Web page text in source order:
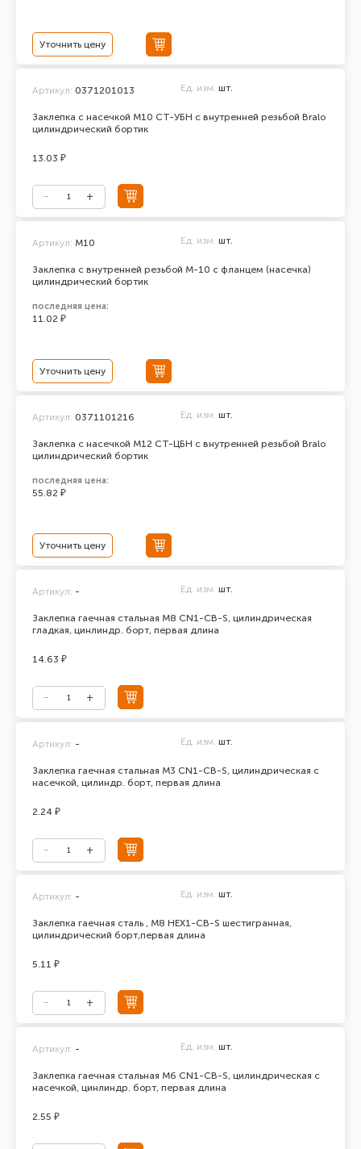
Уточнить цену
Заклепка с насечкой М10 СТ-УБН с внутренней резьбой Bralo
цилиндрический бортик
Артикул: 0371201013 Ед. изм. шт.
13.03 ₽
Заклепка с внутренней резьбой М-10 с фланцем (насечка)
цилиндрический бортик
Артикул: М10 Ед. изм. шт.
последняя цена:
11.02 ₽
Уточнить цену
Заклепка с насечкой М12 СТ-ЦБН с внутренней резьбой Bralo
цилиндрический бортик
Артикул: 0371101216 Ед. изм. шт.
последняя цена:
55.82 ₽
Уточнить цену
Заклепка гаечная стальная М8 CN1-CB-S, цилиндрическая
гладкая, цинлиндр. борт, первая длина
Артикул: - Ед. изм. шт.
14.63 ₽
Заклепка гаечная стальная М3 CN1-CB-S, цилиндрическая с
насечкой, цилиндр. борт, первая длина
Артикул: - Ед. изм. шт.
2.24 ₽
Заклепка гаечная сталь , М8 HEX1-СB-S шестигранная,
цилиндрический борт,первая длина
Артикул: - Ед. изм. шт.
5.11 ₽
Заклепка гаечная стальная М6 CN1-CB-S, цилиндрическая с
насечкой, цинлиндр. борт, первая длина
Артикул: - Ед. изм. шт.
2.55 ₽